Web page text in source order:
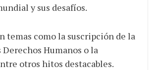
y sus desafíos.
temas como la suscripción de la
Humanos o la
otros hitos destacables.